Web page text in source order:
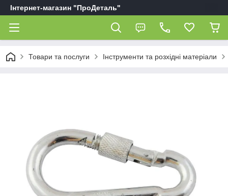
Інтернет-магазин "ПроДеталь"
Товари та послуги Інструменти та розхідні матеріали